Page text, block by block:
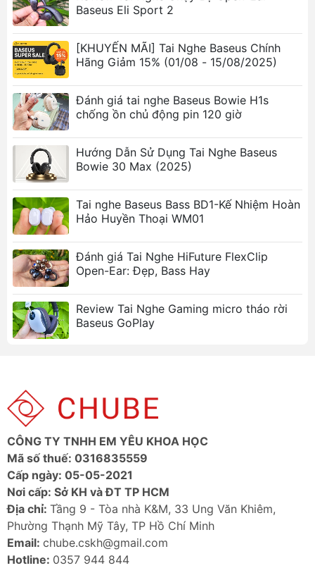
giúp bạn tận hưởng âm nhạc suốt cả ngày.
Hộp sạc đi kèm cũng giúp bạn sạc nhanh tai
nghe khi cần thiết.
Kiểu Dáng Hiện Đại
Thiết kế của Baseus Bowie E11 thể hiện sự hiện
đại và tinh tế, phù hợp với mọi phong cách
thời trang và cá nhân của người sử dụng. Tai
nghe nhỏ gọn, dễ dàng mang theo và sử dụng
mọi lúc mọi nơi.
Chức Năng Điều Khiển Linh Hoạt
Tai nghe được trang bị các nút điều khiển
thông minh, giúp bạn dễ dàng điều chỉnh âm
lượng, chuyển bài và thậm chí là thực hiện
cuộc gọi một cách thuận tiện và nhanh chóng.
Các nút cảm ứng nhạy bén trên tai nghe giúp
thao tác dễ dàng mà không cần phải lấy điện
thoại ra.
Chất liệu: ABS + PC
Màu sắc: Trắng, Tím, Hồng, Đen
Phiên bản Bluetooth: V5.3
Khoảng cách liên lạc: 10m
Thời gian chơi nhạc: Khoảng 7,5 giờ (âm lượng
ở mức 70%)
Thời gian chơi với hộp sạc: Khoảng 30 giờ
Giao diện sạc: Type-C
Thời gian sạc: Khoảng 1,5 giờ
Dung lượng pin: 40mAh/0,148Wh (tai nghe),
Baseus Eli Sport 2
[KHUYẾN MÃI] Tai Nghe Baseus Chính
Hãng Giảm 15% (01/08 - 15/08/2025)
Đánh giá tai nghe Baseus Bowie H1s
chống ồn chủ động pin 120 giờ
Hướng Dẫn Sử Dụng Tai Nghe Baseus
Bowie 30 Max (2025)
Tai nghe Baseus Bass BD1-Kế Nhiệm Hoàn
Hảo Huyền Thoại WM01
Đánh giá Tai Nghe HiFuture FlexClip
Open-Ear: Đẹp, Bass Hay
Review Tai Nghe Gaming micro tháo rời
Baseus GoPlay
CÔNG TY TNHH EM YÊU KHOA HỌC
Mã số thuế: 0316835559
Cấp ngày: 05-05-2021
Nơi cấp: Sở KH và ĐT TP HCM
Địa chỉ: Tầng 9 - Tòa nhà K&M, 33 Ung Văn Khiêm,
Phường Thạnh Mỹ Tây, TP Hồ Chí Minh
Email: chube.cskh@gmail.com
Hotline: 0357 944 844